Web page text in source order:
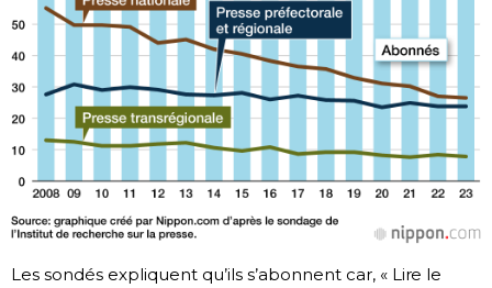
Les sondés expliquent qu’ils s’abonnent car, « Lire le